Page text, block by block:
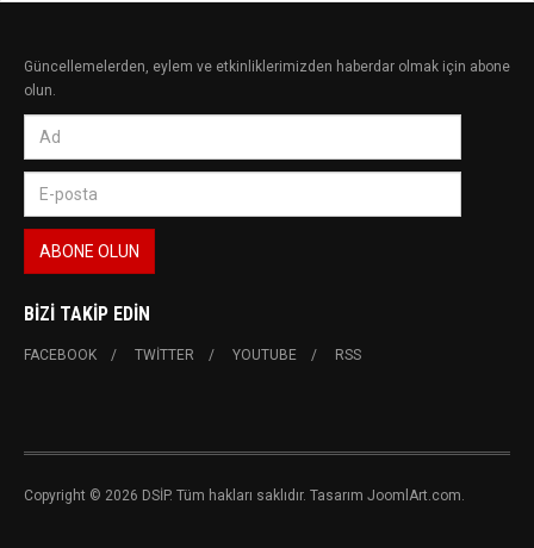
Güncellemelerden, eylem ve etkinliklerimizden haberdar olmak için abone
olun.
BIZI TAKIP EDIN
FACEBOOK TWITTER YOUTUBE RSS
Copyright © 2026 DSİP. Tüm hakları saklıdır. Tasarım JoomlArt.com.